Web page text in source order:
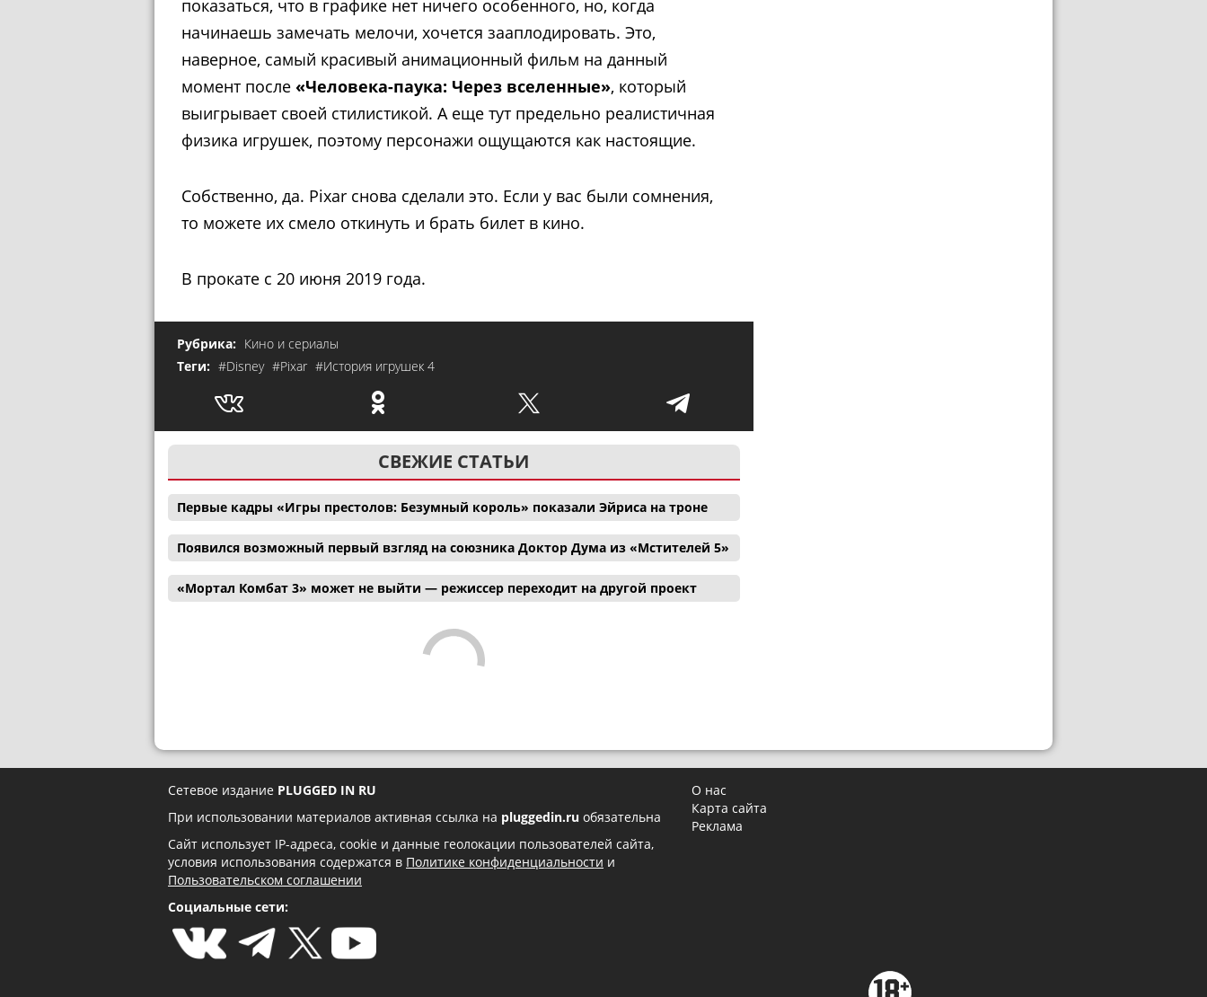
показаться, что в графике нет ничего особенного, но, когда
начинаешь замечать мелочи, хочется зааплодировать. Это,
наверное, самый красивый анимационный фильм на данный
момент после «Человека-паука: Через вселенные», который
выигрывает своей стилистикой. А еще тут предельно реалистичная
физика игрушек, поэтому персонажи ощущаются как настоящие.
Собственно, да. Pixar снова сделали это. Если у вас были сомнения,
то можете их смело откинуть и брать билет в кино.
В прокате с 20 июня 2019 года.
Рубрика: Кино и сериалы
Теги: #Disney #Pixar #История игрушек 4
СВЕЖИЕ СТАТЬИ
Первые кадры «Игры престолов: Безумный король» показали Эйриса на троне
Появился возможный первый взгляд на союзника Доктор Дума из «Мстителей 5»
«Мортал Комбат 3» может не выйти — режиссер переходит на другой проект
Сетевое издание PLUGGED IN RU
При использовании материалов активная ссылка на pluggedin.ru обязательна
Сайт использует IP-адреса, cookie и данные геолокации пользователей сайта,
условия использования содержатся в Политике конфиденциальности и
Пользовательском соглашении
Социальные сети:
О нас
Карта сайта
Реклама